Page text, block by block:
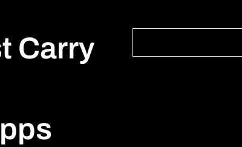
Carry